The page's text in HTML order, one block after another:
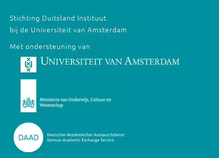
Stichting Duitsland Instituut
bij de Universiteit van Amsterdam
Met ondersteuning van